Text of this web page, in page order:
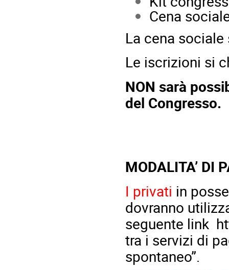
Cena
La cena
Le iscrizioni si
NON sarà
del Congresso.
MODALITA’ DI
I privati in
dovranno
seguente link
tra i servizi di
spontaneo”.